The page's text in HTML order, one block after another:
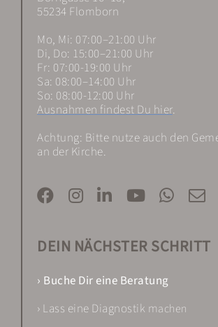
55234 Flomborn
Mo, Mi: 07:00–21:00 Uhr
Di, Do: 15:00–21:00 Uhr
Fr: 07:00-19:00 Uhr
Sa: 08:00–14:00 Uhr
So: 08:00-12:00 Uhr
Ausnahmen findest Du hier.
Achtung: Bitte nutze auch den
an der Kirche.
DEIN NÄCHSTER SCHRITT
› Buche Dir eine Beratung
› Lass eine Diagnostik machen